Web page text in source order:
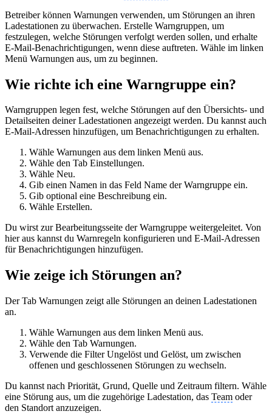
Betreiber können Warnungen verwenden, um Störungen an ihren
Ladestationen zu überwachen. Erstelle Warngruppen, um
festzulegen, welche Störungen verfolgt werden sollen, und erhalte
E-Mail-Benachrichtigungen, wenn diese auftreten. Wähle im linken
Menü Warnungen aus, um zu beginnen.
Wie richte ich eine Warngruppe ein?
Warngruppen legen fest, welche Störungen auf den Übersichts- und
Detailseiten deiner Ladestationen angezeigt werden. Du kannst auch
E-Mail-Adressen hinzufügen, um Benachrichtigungen zu erhalten.
Wähle Warnungen aus dem linken Menü aus.
Wähle den Tab Einstellungen.
Wähle Neu.
Gib einen Namen in das Feld Name der Warngruppe ein.
Gib optional eine Beschreibung ein.
Wähle Erstellen.
Du wirst zur Bearbeitungsseite der Warngruppe weitergeleitet. Von
hier aus kannst du Warnregeln konfigurieren und E-Mail-Adressen
für Benachrichtigungen hinzufügen.
Wie zeige ich Störungen an?
Der Tab Warnungen zeigt alle Störungen an deinen Ladestationen
an.
Wähle Warnungen aus dem linken Menü aus.
Wähle den Tab Warnungen.
Verwende die Filter Ungelöst und Gelöst, um zwischen
offenen und geschlossenen Störungen zu wechseln.
Du kannst nach Priorität, Grund, Quelle und Zeitraum filtern. Wähle
eine Störung aus, um die zugehörige Ladestation, das Team oder
den Standort anzuzeigen.